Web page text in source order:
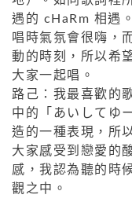
遇的 cHaRm 相遇
唱時氣氛會很嗨，
動的時刻，所以希
大家一起唱。
路己：我最喜歡的
中的「あいしてゆ
造的一種表現，所
大家感受到戀愛的
感，我認為聽的時
觀之中。